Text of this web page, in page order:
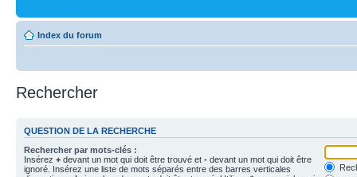
Index du forum
Rechercher
QUESTION DE LA RECHERCHE
Rechercher par mots-clés :
Insérez + devant un mot qui doit être trouvé et - devant un mot qui doit être
ignoré. Insérez une liste de mots séparés entre des barres verticales